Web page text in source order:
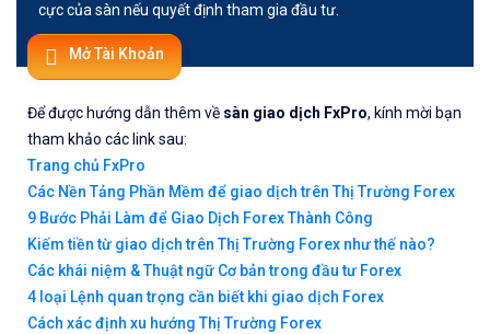
cực của sàn nếu quyết định tham gia đầu tư.
Mở Tài Khoản
Để được hướng dẫn thêm về sàn giao dịch FxPro, kính mời bạn
tham khảo các link sau:
Trang chủ FxPro
Các Nền Tảng Phần Mềm để giao dịch trên Thị Trường Forex
9 Bước Phải Làm để Giao Dịch Forex Thành Công
Kiếm tiền từ giao dịch trên Thị Trường Forex như thế nào?
Các khái niệm & Thuật ngữ Cơ bản trong đầu tư Forex
4 loại Lệnh quan trọng cần biết khi giao dịch Forex
Cách xác định xu hướng Thị Trường Forex